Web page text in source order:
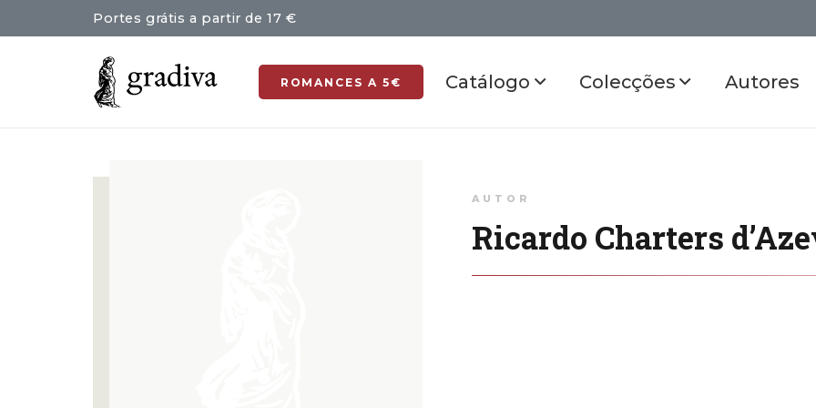
Portes grátis a partir de 17 €
ROMANCES A 5€ Catálogo Colecções Autores
AUTOR
Ricardo Charters